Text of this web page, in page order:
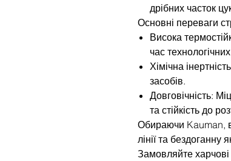
дрібних часток
Основні переваги
Висока
час
Хімічна
засобів.
Довговічність:
та стійкість до
Обираючи Kauman,
лінії та бездоганну
Замовляйте харчові